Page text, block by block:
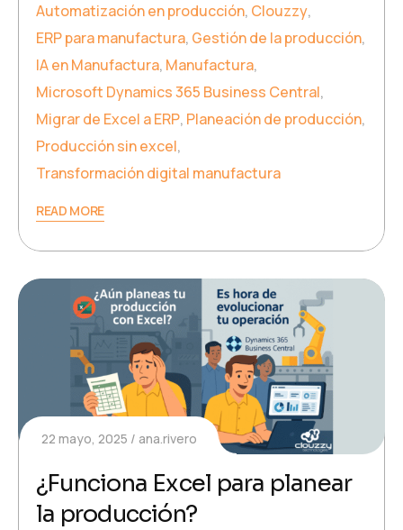
Automatización en producción, Clouzzy,
ERP para manufactura, Gestión de la producción,
IA en Manufactura, Manufactura,
Microsoft Dynamics 365 Business Central,
Migrar de Excel a ERP, Planeación de producción,
Producción sin excel,
Transformación digital manufactura
READ MORE
22 mayo, 2025 ana.rivero
¿Funciona Excel para planear
la producción?